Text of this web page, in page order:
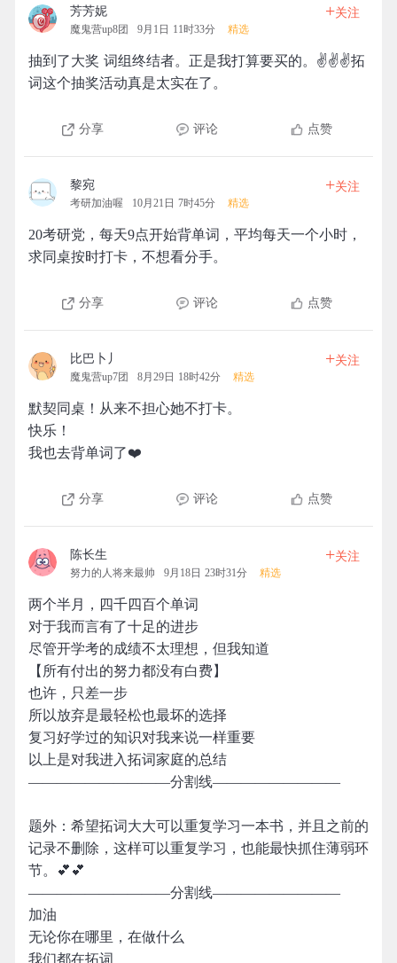
芳芳妮
魔鬼营up8团 9月1日 11时33分 精选
+关注
抽到了大奖 词组终结者。正是我打算要买的。✌✌✌拓
词这个抽奖活动真是太实在了。
分享 评论 点赞
黎宛
考研加油喔 10月21日 7时45分 精选
+关注
20考研党，每天9点开始背单词，平均每天一个小时，
求同桌按时打卡，不想看分手。
分享 评论 点赞
比巴卜丿
魔鬼营up7团 8月29日 18时42分 精选
+关注
默契同桌！从来不担心她不打卡。
快乐！
我也去背单词了❤️
分享 评论 点赞
陈长生
努力的人将来最帅 9月18日 23时31分 精选
+关注
两个半月，四千四百个单词
对于我而言有了十足的进步
尽管开学考的成绩不太理想，但我知道
【所有付出的努力都没有白费】
也许，只差一步
所以放弃是最轻松也最坏的选择
复习好学过的知识对我来说一样重要
以上是对我进入拓词家庭的总结
——————————分割线—————————
题外：希望拓词大大可以重复学习一本书，并且之前的
记录不删除，这样可以重复学习，也能最快抓住薄弱环
节。💕💕
——————————分割线—————————
加油
无论你在哪里，在做什么
我们都在拓词